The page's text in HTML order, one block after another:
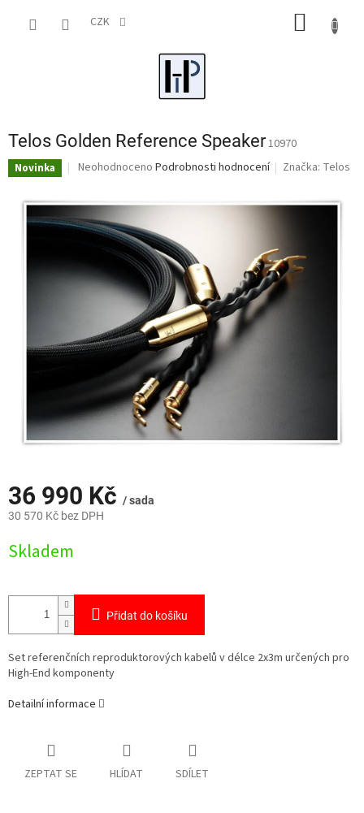
CZK
Telos Golden Reference Speaker10970
Novinka
Průměrné
produktu
0,0
hvězdiček.
Neohodnoceno Podrobnosti hodnocení Značka: Telos
36 990 Kč / sada
30 570 Kč bez DPH
cena:
Skladem
Přidat do košíku
Set referenčních reproduktorových kabelů v délce 2x3m určených pro
High-End komponenty
Detailní informace
ZEPTAT SE HLÍDAT SDÍLET